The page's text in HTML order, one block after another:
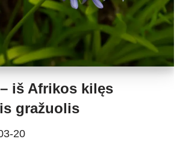
iš Afrikos kilęs
gražuolis
20